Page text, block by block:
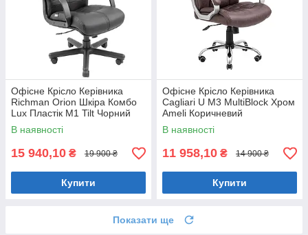
Офісне Крісло Керівника
Richman Orion Шкіра Комбо
Lux Пластік М1 Tilt Чорний
В наявності
15 940,10 ₴ 19 900 ₴
Купити
Офісне Крісло Керівника
Cagliari U М3 MultiBlock Хром
Ameli Коричневий
В наявності
11 958,10 ₴ 14 900 ₴
Купити
Показати ще